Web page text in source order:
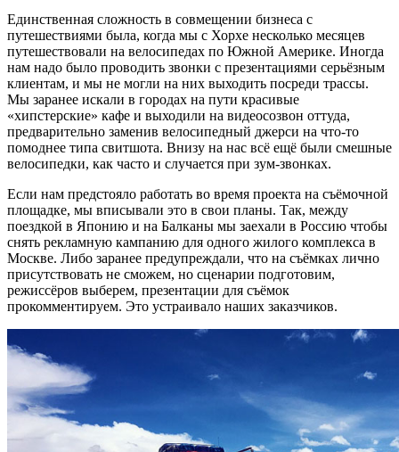
Единственная сложность в совмещении бизнеса с
путешествиями была, когда мы с Хорхе несколько месяцев
путешествовали на велосипедах по Южной Америке. Иногда
нам надо было проводить звонки с презентациями серьёзным
клиентам, и мы не могли на них выходить посреди трассы.
Мы заранее искали в городах на пути красивые
«хипстерские» кафе и выходили на видеосозвон оттуда,
предварительно заменив велосипедный джерси на что-то
помоднее типа свитшота. Внизу на нас всё ещё были смешные
велосипедки, как часто и случается при зум-звонках.
Если нам предстояло работать во время проекта на съёмочной
площадке, мы вписывали это в свои планы. Так, между
поездкой в Японию и на Балканы мы заехали в Россию чтобы
снять рекламную кампанию для одного жилого комплекса в
Москве. Либо заранее предупреждали, что на съёмках лично
присутствовать не сможем, но сценарии подготовим,
режиссёров выберем, презентации для съёмок
прокомментируем. Это устраивало наших заказчиков.